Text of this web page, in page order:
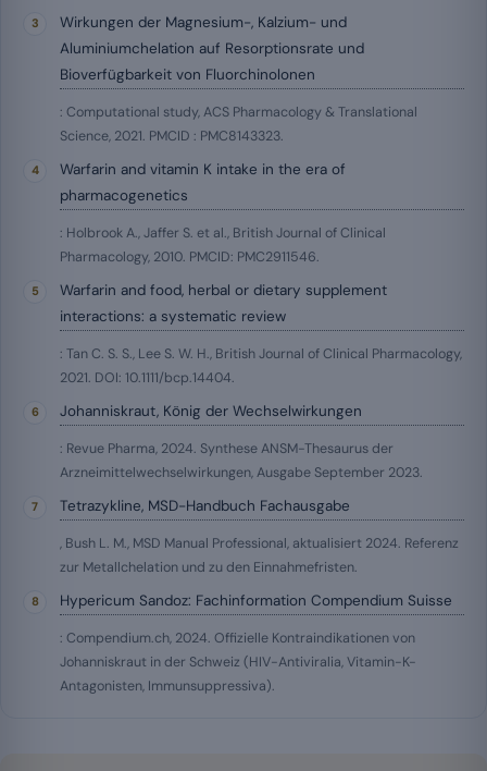
Wirkungen der Magnesium-, Kalzium- und
Aluminiumchelation auf Resorptionsrate und
Bioverfügbarkeit von Fluorchinolonen
: Computational study, ACS Pharmacology & Translational
Science, 2021. PMCID : PMC8143323.
Warfarin and vitamin K intake in the era of
pharmacogenetics
: Holbrook A., Jaffer S. et al., British Journal of Clinical
Pharmacology, 2010. PMCID: PMC2911546.
Warfarin and food, herbal or dietary supplement
interactions: a systematic review
: Tan C. S. S., Lee S. W. H., British Journal of Clinical Pharmacology,
2021. DOI: 10.1111/bcp.14404.
Johanniskraut, König der Wechselwirkungen
: Revue Pharma, 2024. Synthese ANSM-Thesaurus der
Arzneimittelwechselwirkungen, Ausgabe September 2023.
Tetrazykline, MSD-Handbuch Fachausgabe
, Bush L. M., MSD Manual Professional, aktualisiert 2024. Referenz
zur Metallchelation und zu den Einnahmefristen.
Hypericum Sandoz: Fachinformation Compendium Suisse
: Compendium.ch, 2024. Offizielle Kontraindikationen von
Johanniskraut in der Schweiz (HIV-Antiviralia, Vitamin-K-
Antagonisten, Immunsuppressiva).